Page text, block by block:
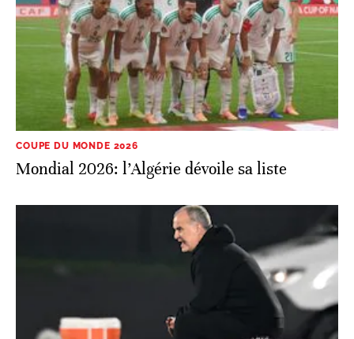
COUPE DU MONDE 2026
Mondial 2026: l’Algérie dévoile sa liste